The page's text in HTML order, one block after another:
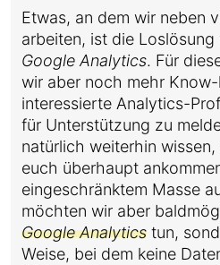
Etwas, an dem wir neben
arbeiten, ist die Loslösung
Google Analytics. Für
wir aber noch mehr
interessierte Analytics-
für Unterstützung zu
natürlich weiterhin
euch überhaupt
eingeschränktem Masse
möchten wir aber
Google Analytics tun,
Weise, bei dem keine